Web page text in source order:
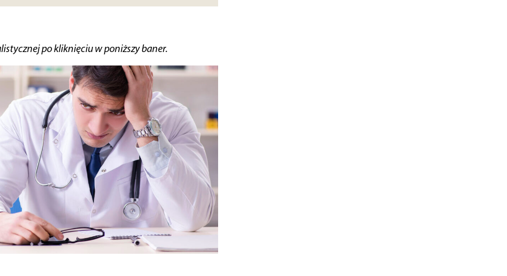
po kliknięciu w poniższy baner.